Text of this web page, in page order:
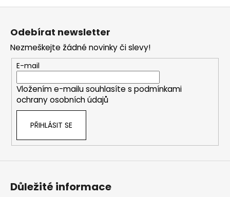
v
a
c
í
p
r
ý
p
Z
Odebírat newsletter
Nezmeškejte žádné novinky či slevy!
E-mail
Vložením e-mailu souhlasíte s podmínkami
ochrany osobních údajů
PŘIHLÁSIT SE
Důležité informace